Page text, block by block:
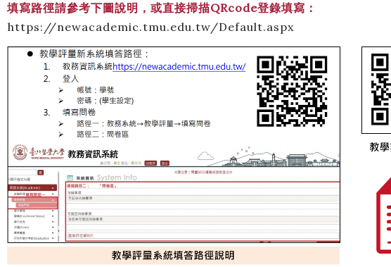
填寫路徑請參考下圖說明，或直接掃描QRcode登錄填寫：
https://newacademic.tmu.edu.tw/Default.aspx